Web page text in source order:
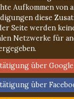
Aufkommen von
diese
Seite werden
Netzwerke für
über Google
über
werden Sie
Sie ggf. den Spam-